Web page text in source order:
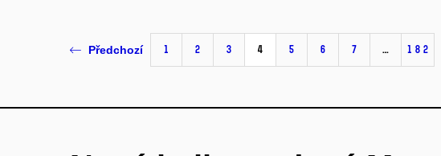
Předchozí 1 2 3 4 5 6 7 … 182